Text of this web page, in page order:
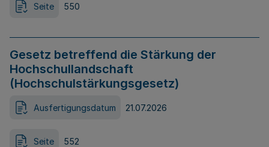
Seite 550
Gesetz betreffend die Stärkung der
Hochschullandschaft
(Hochschulstärkungsgesetz)
Ausfertigungsdatum 21.07.2026
Seite 552